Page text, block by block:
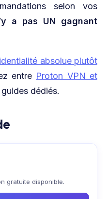
selon vos
a pas UN gagnant
absolue plutôt
entre Proton VPN et
dédiés.
gratuite disponible.